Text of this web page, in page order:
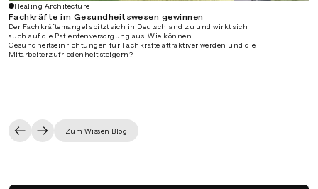
Healing Architecture
Fachkräfte im Gesundheitswesen gewinnen
Der Fachkräftemangel spitzt sich in Deutschland zu und wirkt sich
auch auf die Patientenversorgung aus. Wie können
Gesundheitseinrichtungen für Fachkräfte attraktiver werden und die
Mitarbeiterzufriedenheit steigern?
Zum Wissen Blog